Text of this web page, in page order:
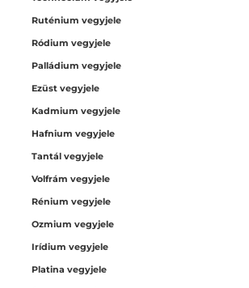
Ruténium vegyjele
Ródium vegyjele
Palládium vegyjele
Ezüst vegyjele
Kadmium vegyjele
Hafnium vegyjele
Tantál vegyjele
Volfrám vegyjele
Rénium vegyjele
Ozmium vegyjele
Irídium vegyjele
Platina vegyjele